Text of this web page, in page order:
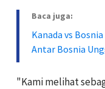
Baca juga:
Kanada vs
Antar Bosnia
"Kami melihat